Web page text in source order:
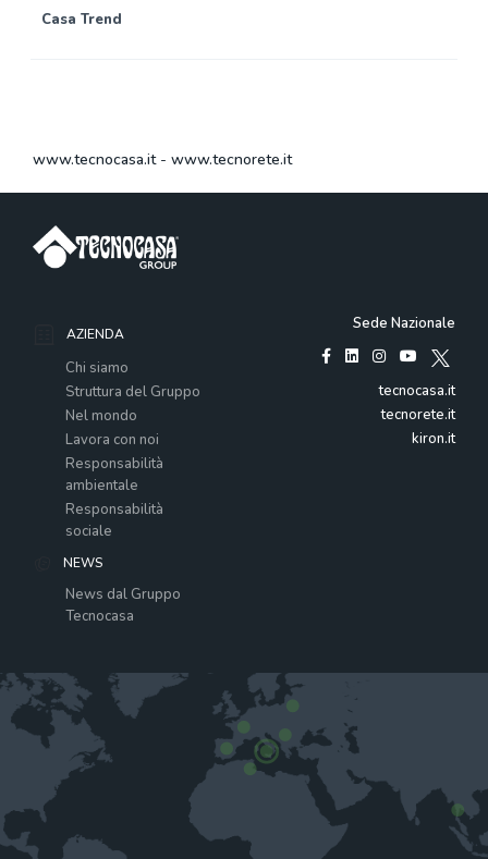
Casa Trend
www.tecnocasa.it- www.tecnorete.it
AZIENDA
Chi siamo
Struttura del Gruppo
Nel mondo
Lavora con noi
Responsabilità
ambientale
Responsabilità
sociale
NEWS
News dal Gruppo
Tecnocasa
Sede Nazionale
tecnocasa.it
tecnorete.it
kiron.it